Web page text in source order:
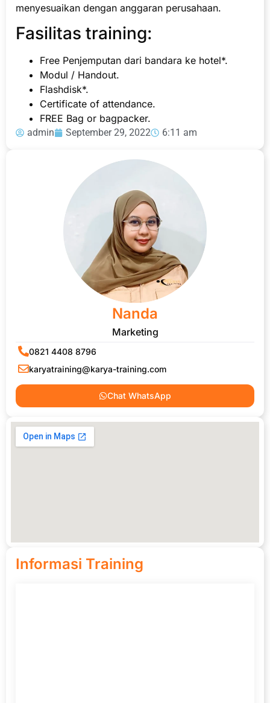
menyesuaikan dengan anggaran perusahaan.
Fasilitas training:
Free Penjemputan dari bandara ke hotel*.
Modul / Handout.
Flashdisk*.
Certificate of attendance.
FREE Bag or bagpacker.
admin September 29, 2022 6:11 am
Nanda
Marketing
0821 4408 8796
karyatraining@karya-training.com
Chat WhatsApp
Informasi Training